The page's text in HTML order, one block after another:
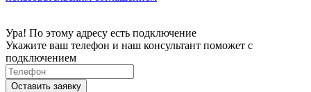
Ура! По этому адресу есть подключение
Укажите ваш телефон и наш консультант поможет с
подключением
Оставить заявку